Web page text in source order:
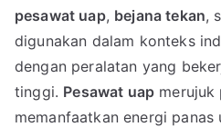
pesawat uap, bejana tekan,
digunakan dalam konteks
dengan peralatan yang
tinggi. Pesawat uap merujuk
memanfaatkan energi panas